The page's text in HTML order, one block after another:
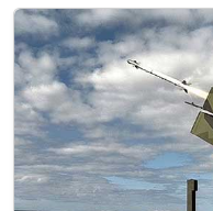
Bas. Cette
d’une protection
aériennes. Signé…